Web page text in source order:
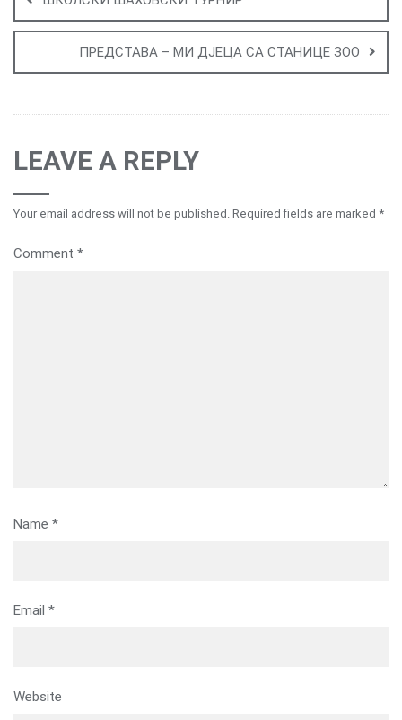
ПРЕДСТАВА – МИ ДЈЕЦА СА СТАНИЦЕ ЗОО
LEAVE A REPLY
Your email address will not be published. Required fields are marked *
Comment *
Name *
Email *
Website